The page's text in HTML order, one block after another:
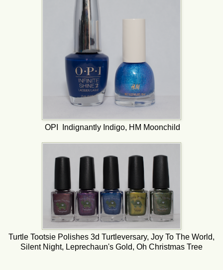
OPI Indignantly Indigo, HM Moonchild
Turtle Tootsie Polishes 3d Turtleversary, Joy To The World,
Silent Night, Leprechaun's Gold, Oh Christmas Tree